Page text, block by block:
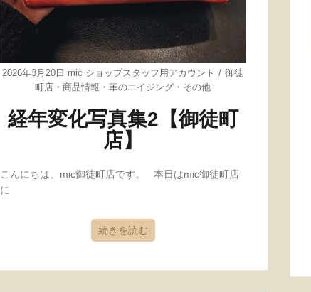
2026年3月20日 mic ショップスタッフ用アカウント
御徒
町店 ・商品情報 ・革のエイジング ・ その他
経年変化写真集2【御徒町
店】
こんにちは、mic御徒町店です。 本日はmic御徒町店
に
続きを読む